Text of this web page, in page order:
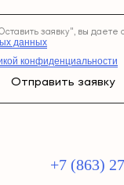
заявку", вы даете
данных
конфиденциальности
Отправить заявку
+7 (863)